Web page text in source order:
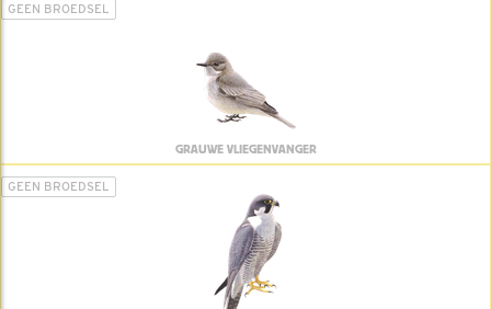
GEEN BROEDSEL
GRAUWE VLIEGENVANGER
GEEN BROEDSEL